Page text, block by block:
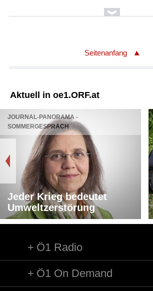
Seitenanfang
Aktuell in oe1.ORF.at
JOURNAL-PANORAMA -
SOMMERGESPRÄCH
Jeder Krieg bedeutet
Umweltzerstörung
Ö1 Radio
Ö1 On Demand